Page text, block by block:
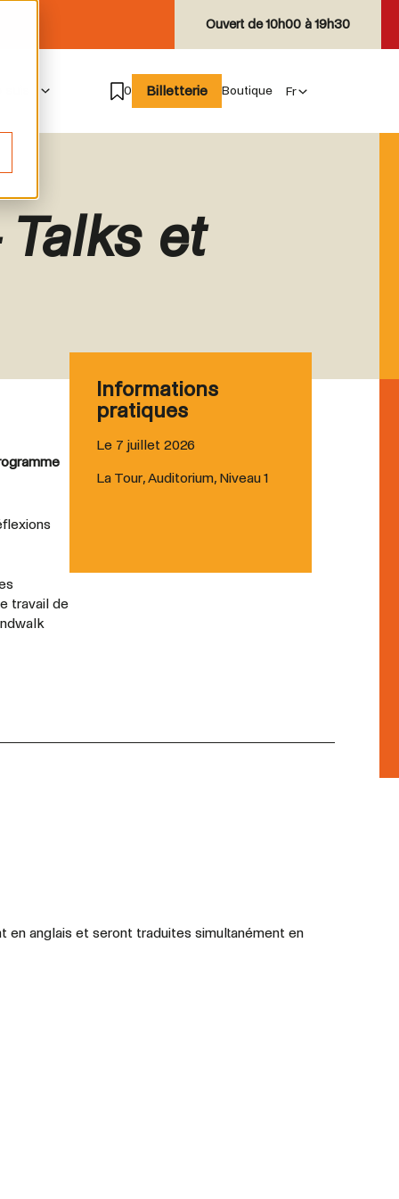
Ouvert de10h00 à 19h30
0 Billetterie Boutique
et
travail de
Informations
pratiques
Le 7 juillet 2026
La Tour, Auditorium, Niveau 1
en anglais et seront traduites simultanément en